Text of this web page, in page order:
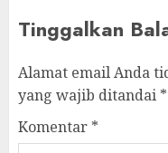
Tinggalkan
Alamat email Anda
yang wajib ditandai *
Komentar *